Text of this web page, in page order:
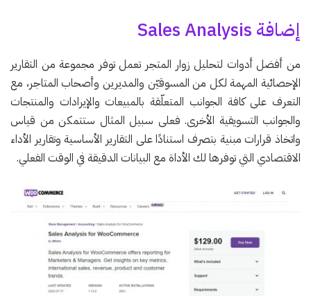
إضافة Sales Analysis
من أفضل أدوات لتحليل زوار المتجر تعمل توفر مجموعة من التقارير
الإحصائية المهمة لكل من المسوقيّن والمديرين وأصحاب المتاجر، مع
التعرف على كافة الجوانب المتعلّقة بالمبيعات والإيرادات والمنتجات
والجوانب التسويقية الأخرى. فعلى سبيل المثال ستتمكن من قياس
واتخاذ قرارات مبنية بتصرف استنادًا على التقارير الأساسية وتقارير الأداء
الاقتصادي التي توفرها لك الأداة مع البيانات الدقيقة في الوقت الفعلي.